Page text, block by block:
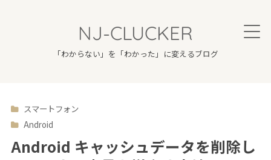
NJ-CLUCKER
「わからない」を「わかった」に変えるブログ
スマートフォン
Android
Android キャッシュデータを削除し